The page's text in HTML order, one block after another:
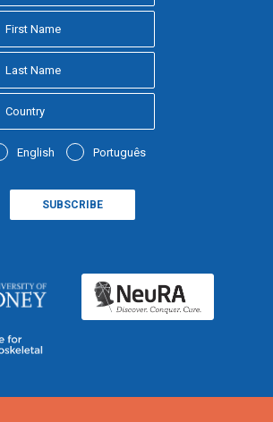
English Português